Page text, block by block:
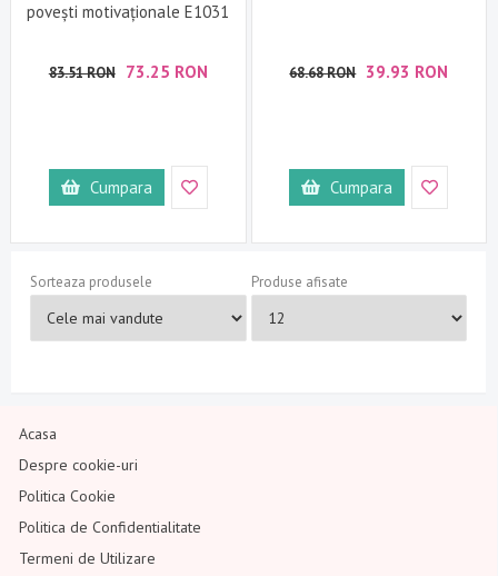
povești motivaționale E1031
83.51 RON 73.25 RON
Cumpara
68.68 RON 39.93 RON
Cumpara
Sorteaza produsele Produse afisate
Acasa
Despre cookie-uri
Politica Cookie
Politica de Confidentialitate
Termeni de Utilizare